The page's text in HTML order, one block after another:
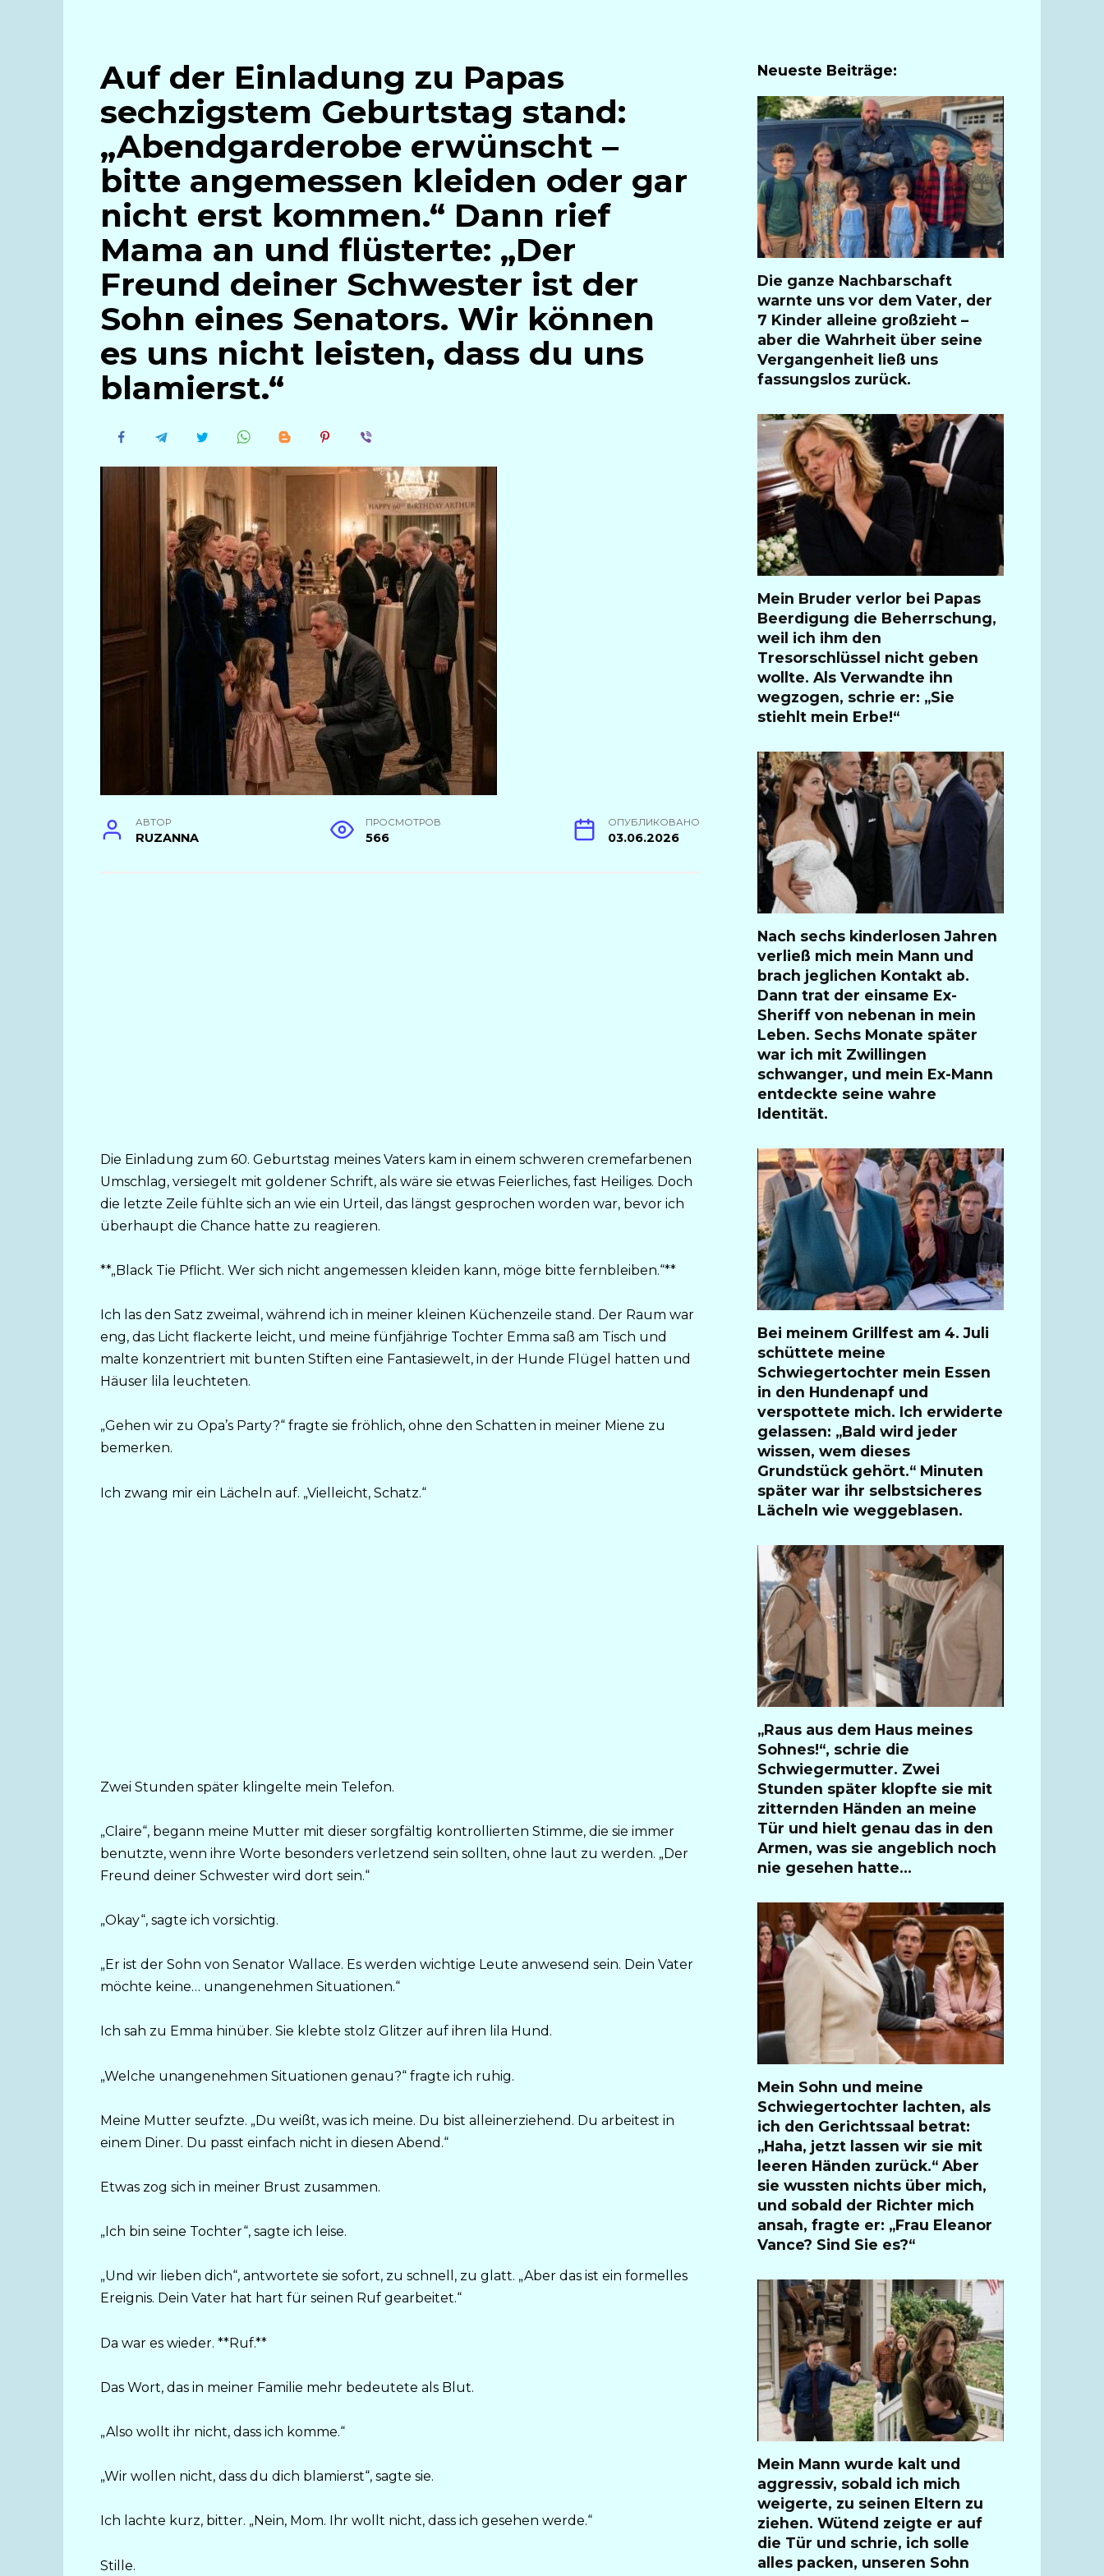
Auf der Einladung zu Papas
sechzigstem Geburtstag stand:
„Abendgarderobe erwünscht –
bitte angemessen kleiden oder gar
nicht erst kommen.“ Dann rief
Mama an und flüsterte: „Der
Freund deiner Schwester ist der
Sohn eines Senators. Wir können
es uns nicht leisten, dass du uns
blamierst.“
АВТОР
RUZANNA
ПРОСМОТРОВ
566
ОПУБЛИКОВАНО
03.06.2026
Die Einladung zum 60. Geburtstag meines Vaters kam in einem schweren cremefarbenen
Umschlag, versiegelt mit goldener Schrift, als wäre sie etwas Feierliches, fast Heiliges. Doch
die letzte Zeile fühlte sich an wie ein Urteil, das längst gesprochen worden war, bevor ich
überhaupt die Chance hatte zu reagieren.
**„Black Tie Pflicht. Wer sich nicht angemessen kleiden kann, möge bitte fernbleiben.“**
Ich las den Satz zweimal, während ich in meiner kleinen Küchenzeile stand. Der Raum war
eng, das Licht flackerte leicht, und meine fünfjährige Tochter Emma saß am Tisch und
malte konzentriert mit bunten Stiften eine Fantasiewelt, in der Hunde Flügel hatten und
Häuser lila leuchteten.
„Gehen wir zu Opa’s Party?“ fragte sie fröhlich, ohne den Schatten in meiner Miene zu
bemerken.
Ich zwang mir ein Lächeln auf. „Vielleicht, Schatz.“
Zwei Stunden später klingelte mein Telefon.
„Claire“, begann meine Mutter mit dieser sorgfältig kontrollierten Stimme, die sie immer
benutzte, wenn ihre Worte besonders verletzend sein sollten, ohne laut zu werden. „Der
Freund deiner Schwester wird dort sein.“
„Okay“, sagte ich vorsichtig.
„Er ist der Sohn von Senator Wallace. Es werden wichtige Leute anwesend sein. Dein Vater
möchte keine… unangenehmen Situationen.“
Ich sah zu Emma hinüber. Sie klebte stolz Glitzer auf ihren lila Hund.
„Welche unangenehmen Situationen genau?“ fragte ich ruhig.
Meine Mutter seufzte. „Du weißt, was ich meine. Du bist alleinerziehend. Du arbeitest in
einem Diner. Du passt einfach nicht in diesen Abend.“
Etwas zog sich in meiner Brust zusammen.
„Ich bin seine Tochter“, sagte ich leise.
„Und wir lieben dich“, antwortete sie sofort, zu schnell, zu glatt. „Aber das ist ein formelles
Ereignis. Dein Vater hat hart für seinen Ruf gearbeitet.“
Da war es wieder. **Ruf.**
Das Wort, das in meiner Familie mehr bedeutete als Blut.
„Also wollt ihr nicht, dass ich komme.“
„Wir wollen nicht, dass du dich blamierst“, sagte sie.
Ich lachte kurz, bitter. „Nein, Mom. Ihr wollt nicht, dass ich gesehen werde.“
Stille.
Neueste Beiträge:
Die ganze Nachbarschaft
warnte uns vor dem Vater, der
7 Kinder alleine großzieht –
aber die Wahrheit über seine
Vergangenheit ließ uns
fassungslos zurück.
Mein Bruder verlor bei Papas
Beerdigung die Beherrschung,
weil ich ihm den
Tresorschlüssel nicht geben
wollte. Als Verwandte ihn
wegzogen, schrie er: „Sie
stiehlt mein Erbe!“
Nach sechs kinderlosen Jahren
verließ mich mein Mann und
brach jeglichen Kontakt ab.
Dann trat der einsame Ex-
Sheriff von nebenan in mein
Leben. Sechs Monate später
war ich mit Zwillingen
schwanger, und mein Ex-Mann
entdeckte seine wahre
Identität.
Bei meinem Grillfest am 4. Juli
schüttete meine
Schwiegertochter mein Essen
in den Hundenapf und
verspottete mich. Ich erwiderte
gelassen: „Bald wird jeder
wissen, wem dieses
Grundstück gehört.“ Minuten
später war ihr selbstsicheres
Lächeln wie weggeblasen.
„Raus aus dem Haus meines
Sohnes!“, schrie die
Schwiegermutter. Zwei
Stunden später klopfte sie mit
zitternden Händen an meine
Tür und hielt genau das in den
Armen, was sie angeblich noch
nie gesehen hatte…
Mein Sohn und meine
Schwiegertochter lachten, als
ich den Gerichtssaal betrat:
„Haha, jetzt lassen wir sie mit
leeren Händen zurück.“ Aber
sie wussten nichts über mich,
und sobald der Richter mich
ansah, fragte er: „Frau Eleanor
Vance? Sind Sie es?“
Mein Mann wurde kalt und
aggressiv, sobald ich mich
weigerte, zu seinen Eltern zu
ziehen. Wütend zeigte er auf
die Tür und schrie, ich solle
alles packen, unseren Sohn